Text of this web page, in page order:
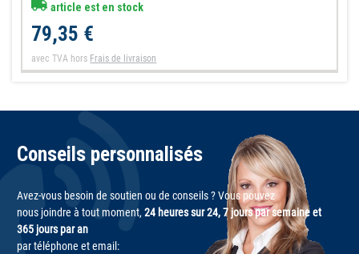
article est en stock
79,35 €
avec TVA hors Frais de livraison
Conseils personnalisés
Avez-vous besoin de soutien ou de conseils ? Vous pouvez
nous joindre à tout moment,24 heures sur 24, 7 jours par semaine et
365 jours par an
par téléphone et email: